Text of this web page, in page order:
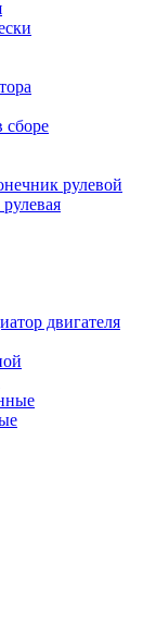
сборе
рулевой
двигателя